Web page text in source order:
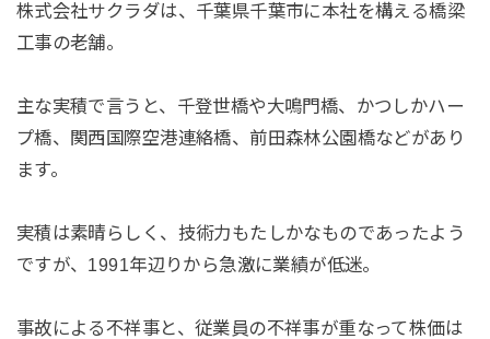
株式会社サクラダは、千葉県千葉市に本社を構える橋梁
工事の老舗。
主な実積で言うと、千登世橋や大鳴門橋、かつしかハー
プ橋、関西国際空港連絡橋、前田森林公園橋などがあり
ます。
実積は素晴らしく、技術力もたしかなものであったよう
ですが、1991年辺りから急激に業績が低迷。
事故による不祥事と、従業員の不祥事が重なって株価は